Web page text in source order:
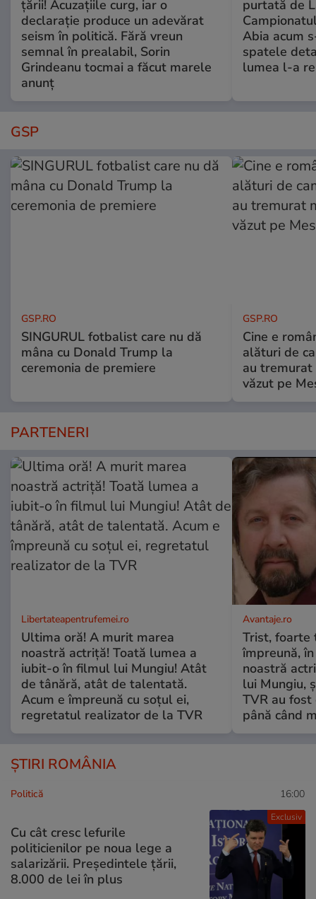
țării! Acuzațiile curg, iar o
declarație produce un adevărat
seism în politică. Fără vreun
semnal în prealabil, Sorin
Grindeanu tocmai a făcut marele
anunț
purtată de
Abia acum
spatele
lumea l-a
GSP
GSP.RO
SINGURUL fotbalist care nu dă
mâna cu Donald Trump la
ceremonia de premiere
GSP.RO
Cine e
alături de
au
văzut pe
PARTENERI
Libertateapentrufemei.ro
Ultima oră! A murit marea
noastră actriță! Toată lumea a
iubit-o în filmul lui Mungiu! Atât
de tânără, atât de talentată.
Acum e împreună cu soțul ei,
regretatul realizator de la TVR
Avantaje.ro
Trist, foarte
împreună,
noastră
lui Mungiu,
TVR au
până când
ȘTIRI ROMÂNIA
Exclusiv
Politică 16:00
Cu cât cresc lefurile
politicienilor pe noua lege a
salarizării. Președintele țării,
8.000 de lei în plus